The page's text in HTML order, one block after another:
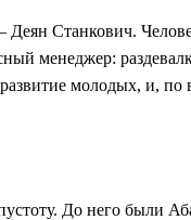
Станкович.
менеджер:
развитие молодых, и,
До него были